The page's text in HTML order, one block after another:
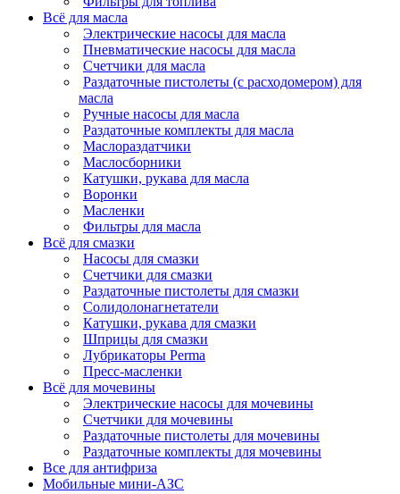
Всё для масла
Электрические насосы для масла
Пневматические насосы для масла
Счетчики для масла
Раздаточные пистолеты (с расходомером) для
масла
Ручные насосы для масла
Раздаточные комплекты для масла
Маслораздатчики
Маслосборники
Катушки, рукава для масла
Воронки
Масленки
Фильтры для масла
Всё для смазки
Насосы для смазки
Счетчики для смазки
Раздаточные пистолеты для смазки
Солидолонагнетатели
Катушки, рукава для смазки
Шприцы для смазки
Лубрикаторы Perma
Пресс-масленки
Всё для мочевины
Электрические насосы для мочевины
Счетчики для мочевины
Раздаточные пистолеты для мочевины
Раздаточные комплекты для мочевины
Все для антифриза
Мобильные мини-АЗС